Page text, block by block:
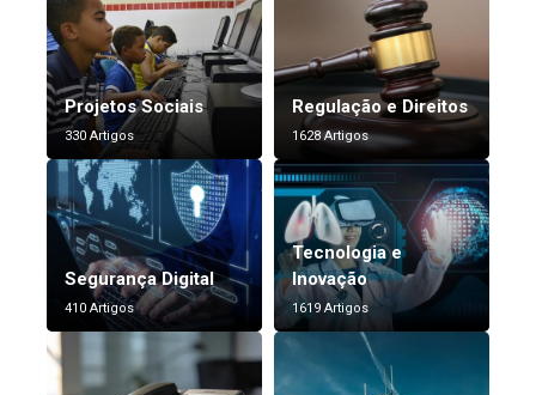
Projetos Sociais
330 Artigos
Regulação e Direitos
1628 Artigos
Segurança Digital
410 Artigos
Tecnologia e
Inovação
1619 Artigos